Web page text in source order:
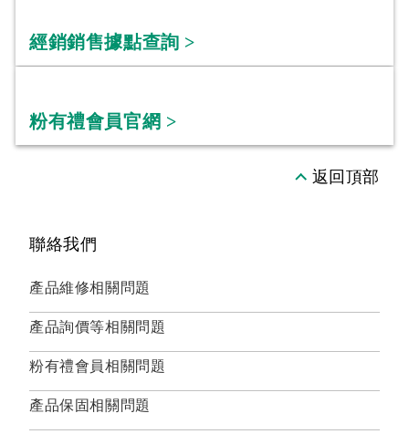
經銷銷售據點查詢 >
粉有禮會員官網 >
返回頂部
聯絡我們
產品維修相關問題
產品詢價等相關問題
粉有禮會員相關問題
產品保固相關問題